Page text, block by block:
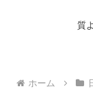
質
ホーム